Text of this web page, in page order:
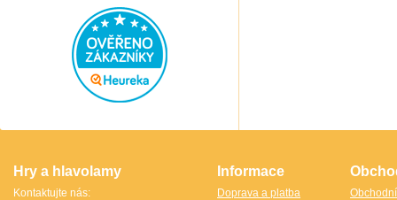
ShengShou)
Sonic Games
Speedstack USA
Hry a hlavolamy
Kontaktujte nás:
Informace
Doprava a platba